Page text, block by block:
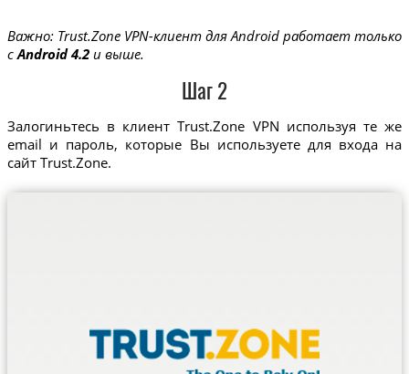
Важно: Trust.Zone VPN-клиент для Android работает только
сAndroid 4.2и выше.
Шаг 2
Залогиньтесь в клиент Trust.Zone VPN используя те же
email и пароль, которые Вы используете для входа на
сайт Trust.Zone.